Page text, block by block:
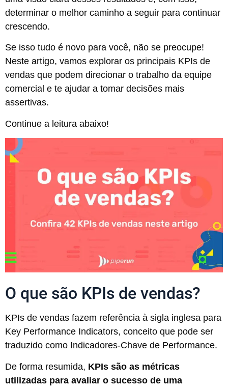
determinar o melhor caminho a seguir para continuar
crescendo.
Se isso tudo é novo para você, não se preocupe!
Neste artigo, vamos explorar os principais KPIs de
vendas que podem direcionar o trabalho da equipe
comercial e te ajudar a tomar decisões mais
assertivas.
Continue a leitura abaixo!
O que são KPIs de vendas?
KPIs de vendas fazem referência à sigla inglesa para
Key Performance Indicators, conceito que pode ser
traduzido como Indicadores-Chave de Performance.
De forma resumida, KPIs são as métricas
utilizadas para avaliar o sucesso de uma